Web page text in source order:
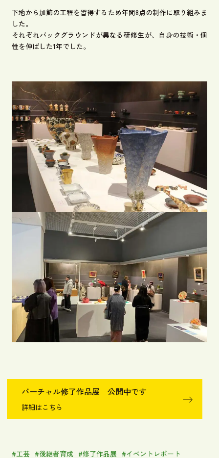
下地から加飾の工程を習得するため年間8点の制作に取り組みま
した。
それぞれバックグラウンドが異なる研修生が、自身の技術・個
性を伸ばした1年でした。
バーチャル修了作品展 公開中です
詳細はこちら
#工芸 #後継者育成 #修了作品展 #イベントレポート